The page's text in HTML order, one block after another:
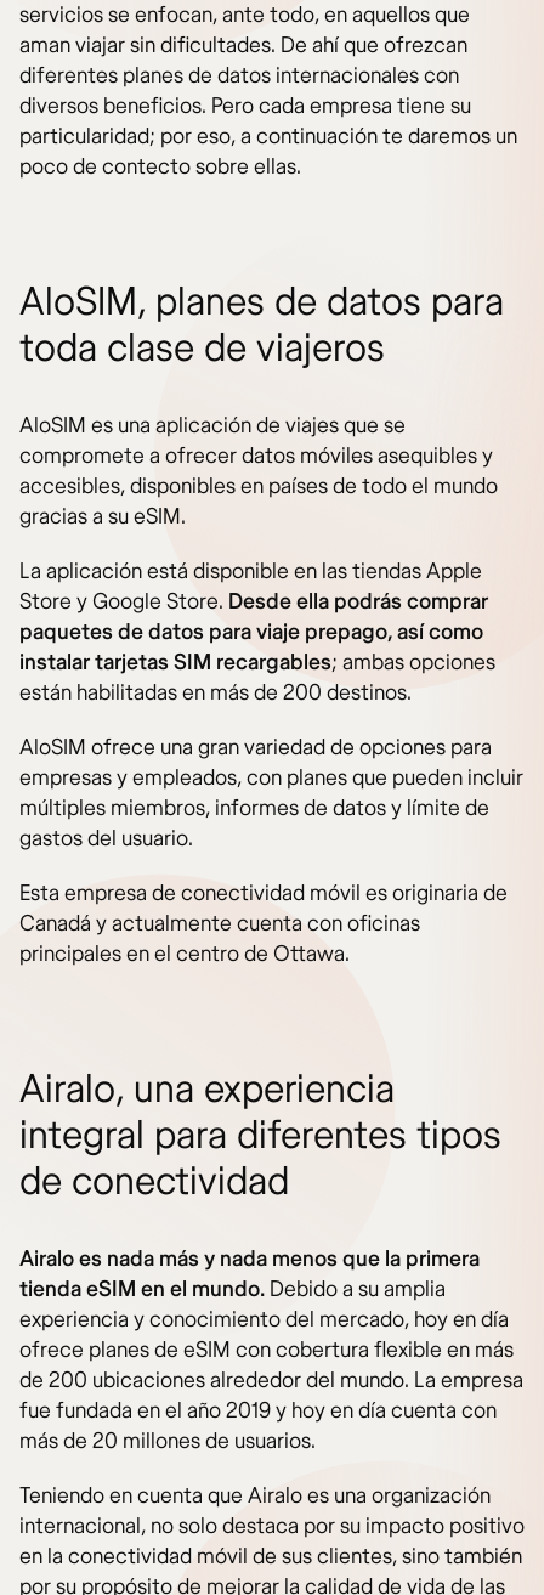
servicios se enfocan, ante todo, en aquellos que
aman viajar sin dificultades. De ahí que ofrezcan
diferentes planes de datos internacionales con
diversos beneficios. Pero cada empresa tiene su
particularidad; por eso, a continuación te daremos un
poco de contecto sobre ellas.
AloSIM, planes de datos para
toda clase de viajeros
AloSIM es una aplicación de viajes que se
compromete a ofrecer datos móviles asequibles y
accesibles, disponibles en países de todo el mundo
gracias a su eSIM.
La aplicación está disponible en las tiendas Apple
Store y Google Store. Desde ella podrás comprar
paquetes de datos para viaje prepago, así como
instalar tarjetas SIM recargables; ambas opciones
están habilitadas en más de 200 destinos.
AloSIM ofrece una gran variedad de opciones para
empresas y empleados, con planes que pueden incluir
múltiples miembros, informes de datos y límite de
gastos del usuario.
Esta empresa de conectividad móvil es originaria de
Canadá y actualmente cuenta con oficinas
principales en el centro de Ottawa.
Airalo, una experiencia
integral para diferentes tipos
de conectividad
Airalo es nada más y nada menos que la primera
tienda eSIM en el mundo. Debido a su amplia
experiencia y conocimiento del mercado, hoy en día
ofrece planes de eSIM con cobertura flexible en más
de 200 ubicaciones alrededor del mundo. La empresa
fue fundada en el año 2019 y hoy en día cuenta con
más de 20 millones de usuarios.
Teniendo en cuenta que Airalo es una organización
internacional, no solo destaca por su impacto positivo
en la conectividad móvil de sus clientes, sino también
por su propósito de mejorar la calidad de vida de las